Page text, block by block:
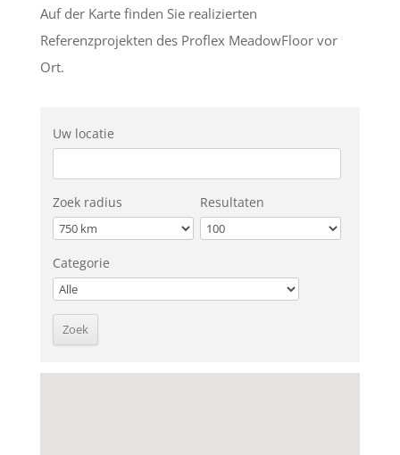
Auf der Karte finden Sie realizierten
Referenzprojekten des Proflex MeadowFloor vor
Ort.
Uw locatie
Zoek radius Resultaten
Categorie